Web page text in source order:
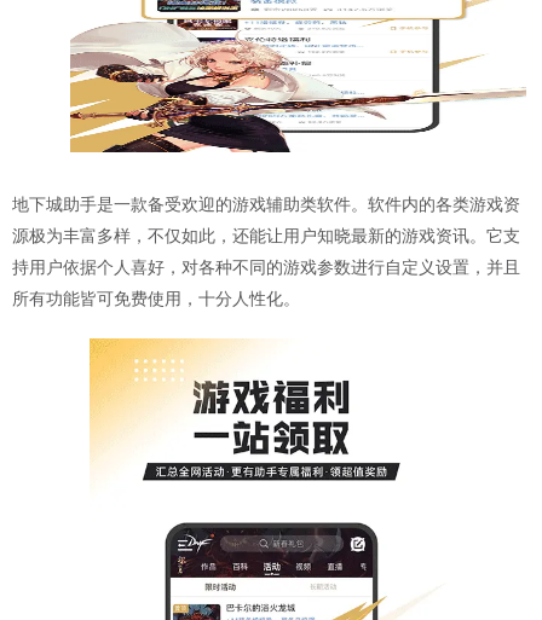
地下城助手是一款备受欢迎的游戏辅助类软件。软件内的各类游戏资
源极为丰富多样，不仅如此，还能让用户知晓最新的游戏资讯。它支
持用户依据个人喜好，对各种不同的游戏参数进行自定义设置，并且
所有功能皆可免费使用，十分人性化。